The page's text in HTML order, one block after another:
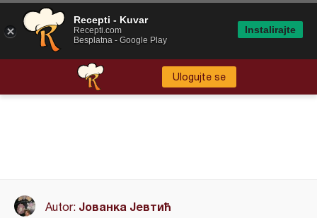
Ulogujte se
Autor: Јованка Јевтић
Recepti - Kuvar
Recepti.com
Besplatna - Google Play
Instalirajte